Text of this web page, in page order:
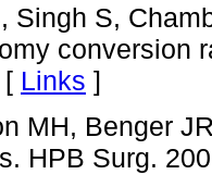
Singh S,
conversion
[ Links ]
MH, Benger
HPB Surg.